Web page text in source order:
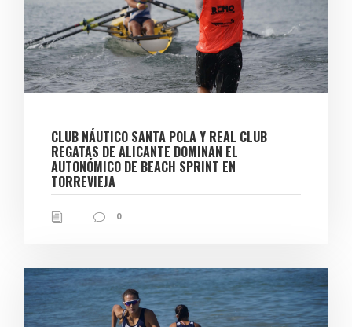
CLUB NÁUTICO SANTA POLA Y REAL CLUB
REGATAS DE ALICANTE DOMINAN EL
AUTONÓMICO DE BEACH SPRINT EN
TORREVIEJA
0